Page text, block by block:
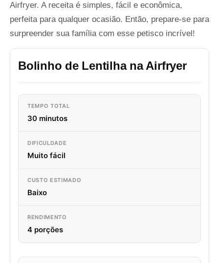
Airfryer. A receita é simples, fácil e econômica,
perfeita para qualquer ocasião. Então, prepare-se para
surpreender sua família com esse petisco incrível!
Bolinho de Lentilha na Airfryer
TEMPO TOTAL
30 minutos
DIFICULDADE
Muito fácil
CUSTO ESTIMADO
Baixo
RENDIMENTO
4 porções